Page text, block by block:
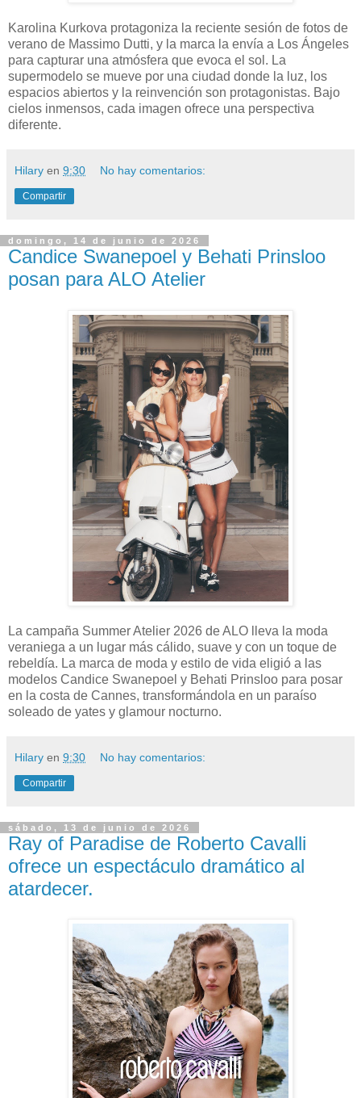
Karolina Kurkova protagoniza la reciente sesión de fotos de
verano de Massimo Dutti, y la marca la envía a Los Ángeles
para capturar una atmósfera que evoca el sol. La
supermodelo se mueve por una ciudad donde la luz, los
espacios abiertos y la reinvención son protagonistas. Bajo
cielos inmensos, cada imagen ofrece una perspectiva
diferente.
Hilary en 9:30 No hay comentarios:
Compartir
domingo, 14 de junio de 2026
Candice Swanepoel y Behati Prinsloo
posan para ALO Atelier
La campaña Summer Atelier 2026 de ALO lleva la moda
veraniega a un lugar más cálido, suave y con un toque de
rebeldía. La marca de moda y estilo de vida eligió a las
modelos Candice Swanepoel y Behati Prinsloo para posar
en la costa de Cannes, transformándola en un paraíso
soleado de yates y glamour nocturno.
Hilary en 9:30 No hay comentarios:
Compartir
sábado, 13 de junio de 2026
Ray of Paradise de Roberto Cavalli
ofrece un espectáculo dramático al
atardecer.